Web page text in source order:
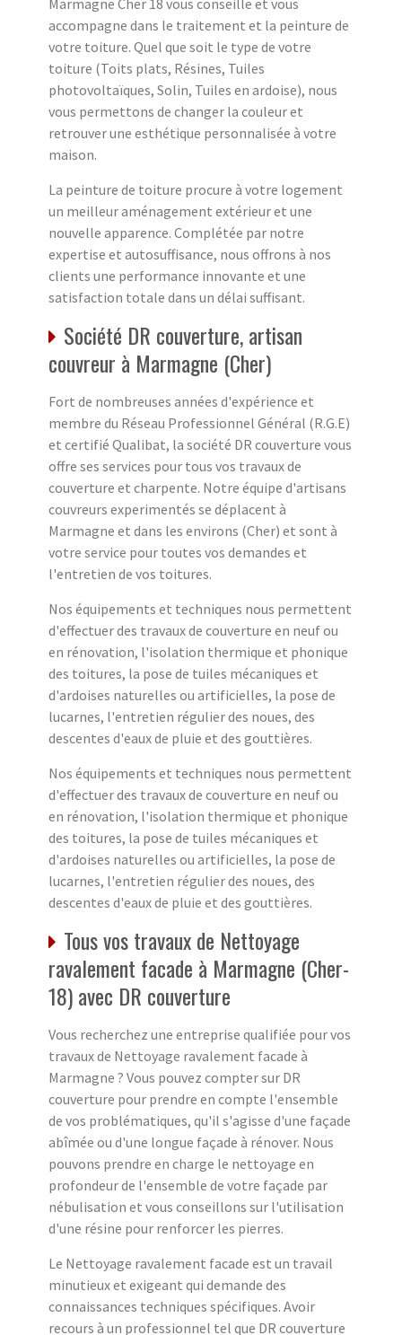
Marmagne Cher 18 vous conseille et vous
accompagne dans le traitement et la peinture de
votre toiture. Quel que soit le type de votre
toiture (Toits plats, Résines, Tuiles
photovoltaïques, Solin, Tuiles en ardoise), nous
vous permettons de changer la couleur et
retrouver une esthétique personnalisée à votre
maison.
La peinture de toiture procure à votre logement
un meilleur aménagement extérieur et une
nouvelle apparence. Complétée par notre
expertise et autosuffisance, nous offrons à nos
clients une performance innovante et une
satisfaction totale dans un délai suffisant.
Société DR couverture, artisan
couvreur à Marmagne (Cher)
Fort de nombreuses années d'expérience et
membre du Réseau Professionnel Général (R.G.E)
et certifié Qualibat, la société DR couverture vous
offre ses services pour tous vos travaux de
couverture et charpente. Notre équipe d'artisans
couvreurs experimentés se déplacent à
Marmagne et dans les environs (Cher) et sont à
votre service pour toutes vos demandes et
l'entretien de vos toitures.
Nos équipements et techniques nous permettent
d'effectuer des travaux de couverture en neuf ou
en rénovation, l'isolation thermique et phonique
des toitures, la pose de tuiles mécaniques et
d'ardoises naturelles ou artificielles, la pose de
lucarnes, l'entretien régulier des noues, des
descentes d'eaux de pluie et des gouttières.
Nos équipements et techniques nous permettent
d'effectuer des travaux de couverture en neuf ou
en rénovation, l'isolation thermique et phonique
des toitures, la pose de tuiles mécaniques et
d'ardoises naturelles ou artificielles, la pose de
lucarnes, l'entretien régulier des noues, des
descentes d'eaux de pluie et des gouttières.
Tous vos travaux de Nettoyage
ravalement facade à Marmagne (Cher-
18) avec DR couverture
Vous recherchez une entreprise qualifiée pour vos
travaux de Nettoyage ravalement facade à
Marmagne ? Vous pouvez compter sur DR
couverture pour prendre en compte l'ensemble
de vos problématiques, qu'il s'agisse d'une façade
abîmée ou d'une longue façade à rénover. Nous
pouvons prendre en charge le nettoyage en
profondeur de l'ensemble de votre façade par
nébulisation et vous conseillons sur l'utilisation
d'une résine pour renforcer les pierres.
Le Nettoyage ravalement facade est un travail
minutieux et exigeant qui demande des
connaissances techniques spécifiques. Avoir
recours à un professionnel tel que DR couverture